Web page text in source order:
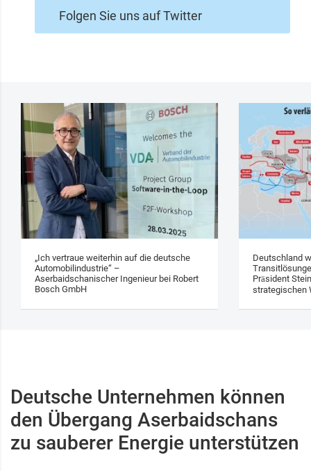
Folgen Sie uns auf Twitter
„Ich vertraue weiterhin auf die deutsche
Automobilindustrie“ –
Aserbaidschanischer Ingenieur bei Robert
Bosch GmbH
Deutschland
Präsident
strategischen
Deutsche Unternehmen können
den Übergang Aserbaidschans
zu sauberer Energie unterstützen